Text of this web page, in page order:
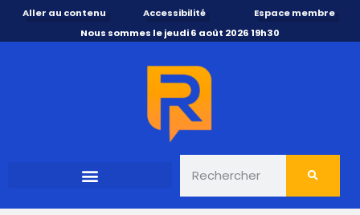
Aller au contenu Accessibilité
Espace membre
Nous sommes le jeudi 6 août 2026 19h30